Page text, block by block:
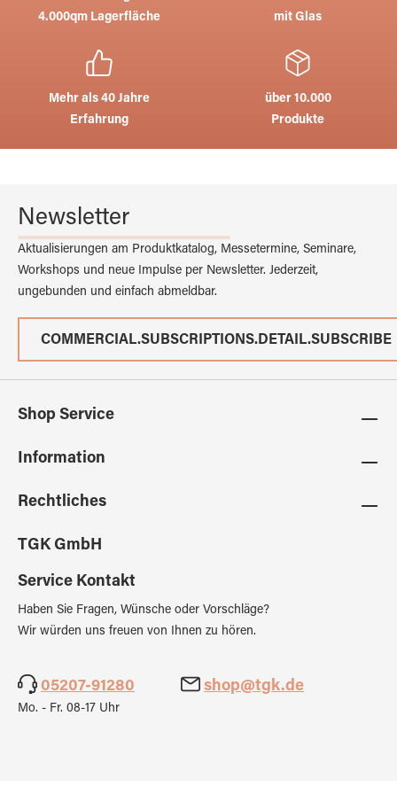
4.000qm Lagerfläche
mit Glas
Mehr als 40 Jahre
Erfahrung
über 10.000
Produkte
Newsletter
Aktualisierungen am Produktkatalog, Messetermine, Seminare,
Workshops und neue Impulse per Newsletter. Jederzeit,
ungebunden und einfach abmeldbar.
COMMERCIAL.SUBSCRIPTIONS.DETAIL.SUBSCRIBE
Shop Service
Information
Rechtliches
TGK GmbH
Service Kontakt
Haben Sie Fragen, Wünsche oder Vorschläge?
Wir würden uns freuen von Ihnen zu hören.
05207-91280 shop@tgk.de
Mo. - Fr. 08-17 Uhr